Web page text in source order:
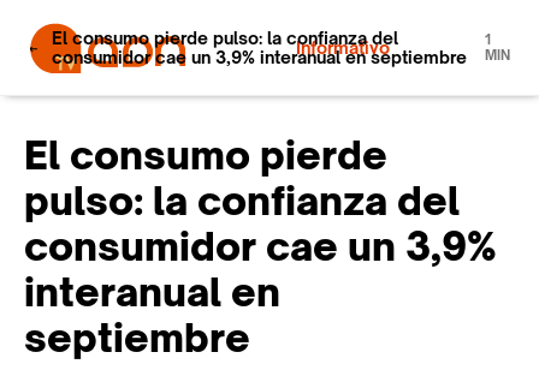
Informativo
El consumo pierde pulso: la confianza del
consumidor cae un 3,9% interanual en septiembre
1
MIN
El consumo pierde
pulso: la confianza del
consumidor cae un 3,9%
interanual en
septiembre